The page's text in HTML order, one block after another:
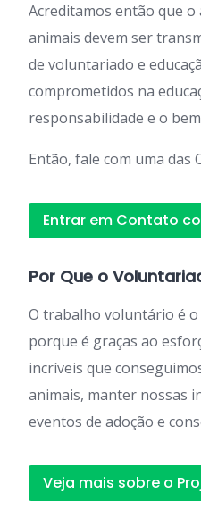
Acreditamos então que o
animais devem ser
de voluntariado e
comprometidos na
responsabilidade e o
Então, fale com uma das
Entrar em Contato
Por Que o
O trabalho voluntário é
porque é graças ao
incríveis que
animais, manter nossas
eventos de adoção e
Veja mais sobre o